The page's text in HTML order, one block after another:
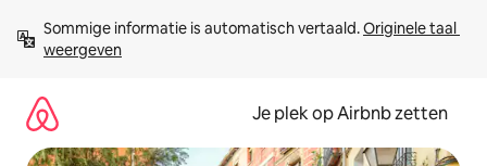
direct
naar
Sommige informatie is automatisch vertaald. Originele taal
weergeven
Je plek op Airbnb zetten